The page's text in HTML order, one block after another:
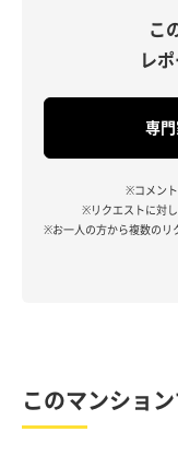
こ
レ
専
※コメント
※リクエストに対
※お一人の方から複数のリ
このマンショ